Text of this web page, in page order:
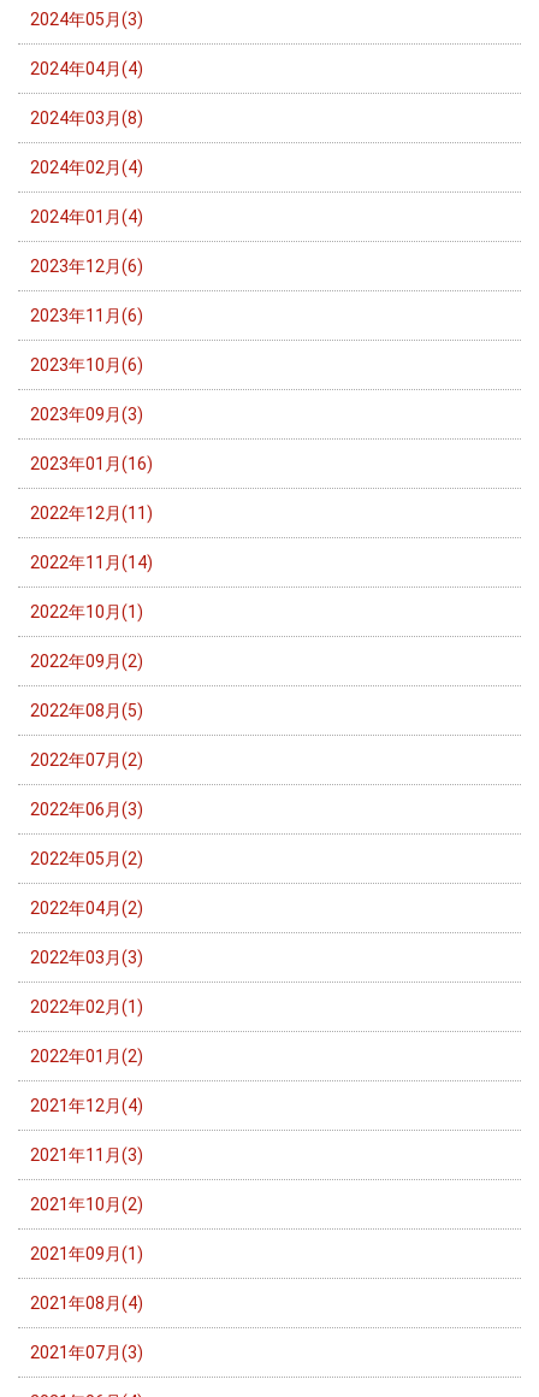
2024年05月(3)
2024年04月(4)
2024年03月(8)
2024年02月(4)
2024年01月(4)
2023年12月(6)
2023年11月(6)
2023年10月(6)
2023年09月(3)
2023年01月(16)
2022年12月(11)
2022年11月(14)
2022年10月(1)
2022年09月(2)
2022年08月(5)
2022年07月(2)
2022年06月(3)
2022年05月(2)
2022年04月(2)
2022年03月(3)
2022年02月(1)
2022年01月(2)
2021年12月(4)
2021年11月(3)
2021年10月(2)
2021年09月(1)
2021年08月(4)
2021年07月(3)